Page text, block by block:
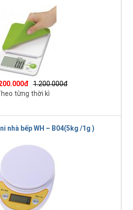
1.200.000đ
từng thời kì
nhà bếp WH – B04(5kg /1g )